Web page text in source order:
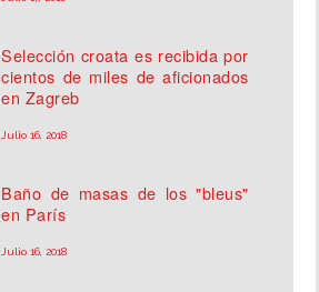
Selección croata es recibida por
cientos de miles de aficionados
en Zagreb
Julio 16, 2018
Baño de masas de los "bleus"
en París
Julio 16, 2018